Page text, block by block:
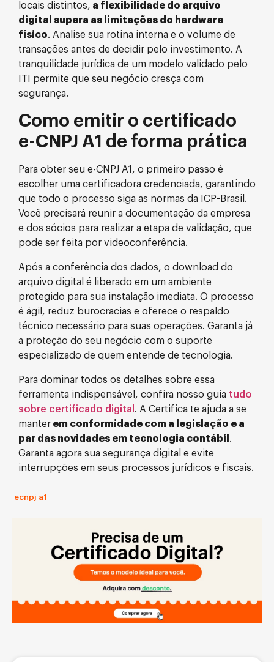
locais distintos, a flexibilidade do arquivo
digital supera as limitações do hardware
físico. Analise sua rotina interna e o volume de
transações antes de decidir pelo investimento. A
tranquilidade jurídica de um modelo validado pelo
ITI permite que seu negócio cresça com
segurança.
Como emitir o certificado
e-CNPJ A1 de forma prática
Para obter seu e-CNPJ A1, o primeiro passo é
escolher uma certificadora credenciada, garantindo
que todo o processo siga as normas da ICP-Brasil.
Você precisará reunir a documentação da empresa
e dos sócios para realizar a etapa de validação, que
pode ser feita por videoconferência.
Após a conferência dos dados, o download do
arquivo digital é liberado em um ambiente
protegido para sua instalação imediata. O processo
é ágil, reduz burocracias e oferece o respaldo
técnico necessário para suas operações. Garanta já
a proteção do seu negócio com o suporte
especializado de quem entende de tecnologia.
Para dominar todos os detalhes sobre essa
ferramenta indispensável, confira nosso guia tudo
sobre certificado digital . A Certifica te ajuda a se
manter em conformidade com a legislação e a
par das novidades em tecnologia contábil .
Garanta agora sua segurança digital e evite
interrupções em seus processos jurídicos e fiscais.
ecnpj a1